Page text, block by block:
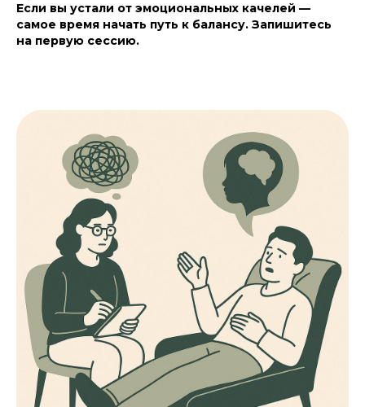
Если вы устали от эмоциональных качелей —
самое время начать путь к балансу. Запишитесь
на первую сессию.